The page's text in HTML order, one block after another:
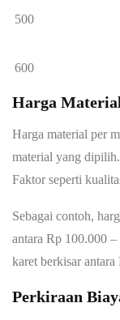
500
600
Harga
Harga material per
material yang
Faktor seperti
Sebagai contoh,
antara Rp 100.000
karet berkisar
Perkiraan